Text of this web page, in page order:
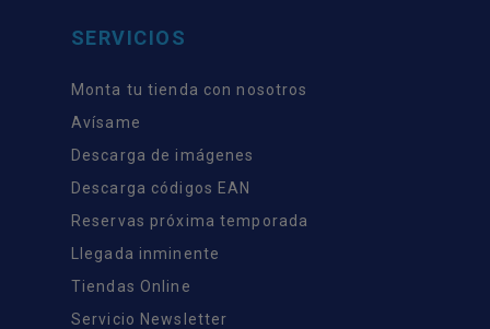
SERVICIOS
Monta tu tienda con nosotros
Avísame
Descarga de imágenes
Descarga códigos EAN
Reservas próxima temporada
Llegada inminente
Tiendas Online
Servicio Newsletter